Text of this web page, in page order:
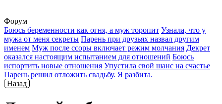
Форум
Боюсь беременности как огня, а муж торопит Узнала, что у
мужа от меня секреты Парень при друзьях назвал другим
именем Муж после ссоры включает режим молчания Декрет
оказался настоящим испытанием для отношений Боюсь
испортить новые отношения Упустила свой шанс на счастье
Парень решил отложить свадьбу. Я разбита.
Назад